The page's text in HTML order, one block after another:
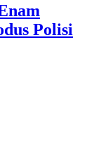
Polisi